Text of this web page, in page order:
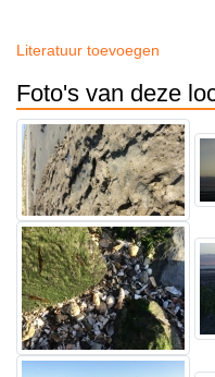
Literatuur toevoegen
Foto's van deze